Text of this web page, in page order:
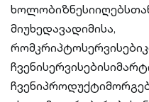
მიუხედავადიმისა,